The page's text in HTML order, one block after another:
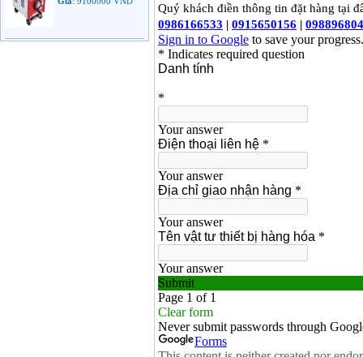
Máy hàn que điện tử